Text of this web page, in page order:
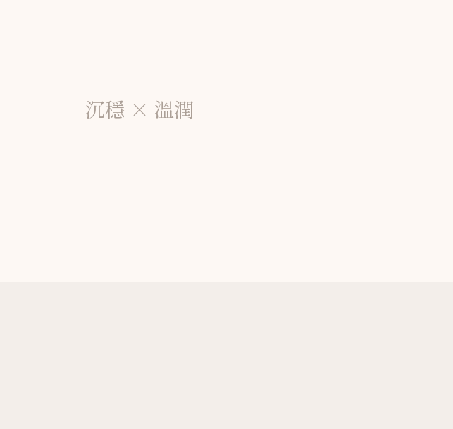
沉穩 × 溫潤